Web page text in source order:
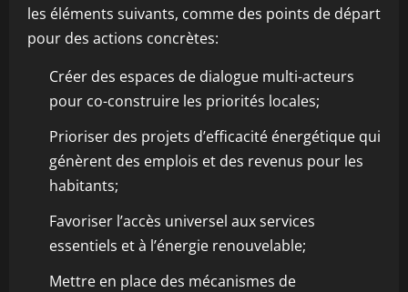
les éléments suivants, comme des points de départ
pour des actions concrètes:
Créer des espaces de dialogue multi-acteurs
pour co-construire les priorités locales;
Prioriser des projets d’efficacité énergétique qui
génèrent des emplois et des revenus pour les
habitants;
Favoriser l’accès universel aux services
essentiels et à l’énergie renouvelable;
Mettre en place des mécanismes de